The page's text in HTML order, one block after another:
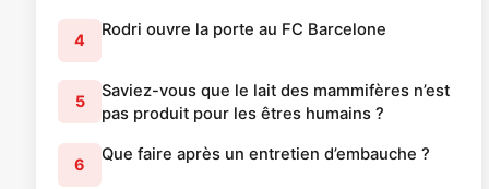
4
Rodri ouvre la porte au FC Barcelone
5
Saviez-vous que le lait des mammifères n’est
pas produit pour les êtres humains ?
6
Que faire après un entretien d’embauche ?